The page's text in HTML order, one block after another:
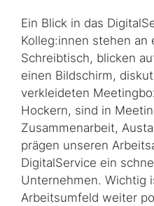
Ein Blick in das
Kolleg:innen stehen an
Schreibtisch, blicken
einen Bildschirm,
verkleideten
Hockern, sind in
Zusammenarbeit,
prägen unseren
DigitalService ein
Unternehmen. Wichtig
Arbeitsumfeld weiter